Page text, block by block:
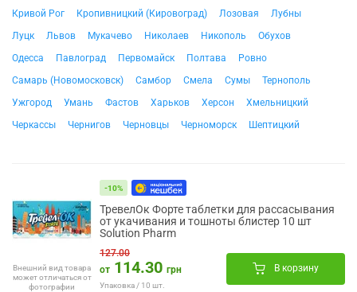
Кривой Рог
Кропивницкий (Кировоград) Лозовая
Лубны
Луцк
Львов Мукачево Николаев Никополь
Обухов
Одесса
Павлоград Первомайск Полтава
Ровно
Самарь (Новомосковск)
Самбор Смела Сумы
Тернополь
Ужгород
Умань Фастов Харьков Херсон
Хмельницкий
Черкассы
Чернигов Черновцы Черноморск Шептицкий
Внешний вид товара
может отличаться от
фотографии
-10%
ТревелОк Форте таблетки для рассасывания
от укачивания и тошноты блистер 10 шт
Solution Pharm
127.00
от 114.30 грн
Упаковка / 10 шт.
В корзину